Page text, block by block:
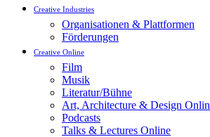
Creative Industries
Organisationen & Plattformen
Förderungen
Creative Online
Film
Musik
Literatur/Bühne
Art, Architecture & Design
Podcasts
Talks & Lectures Online